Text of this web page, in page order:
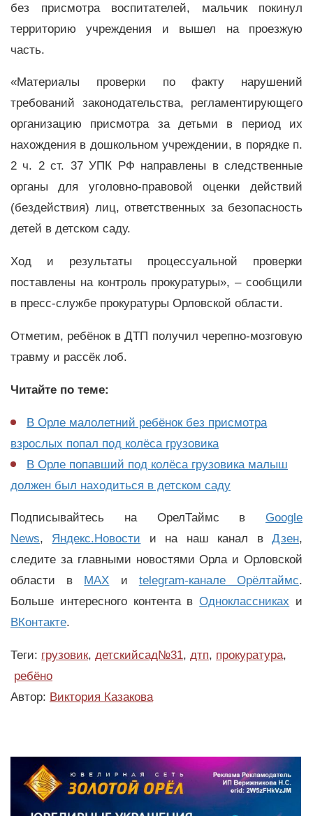
без присмотра воспитателей, мальчик покинул
территорию учреждения и вышел на проезжую
часть.
«Материалы проверки по факту нарушений
требований законодательства, регламентирующего
организацию присмотра за детьми в период их
нахождения в дошкольном учреждении, в порядке п.
2 ч. 2 ст. 37 УПК РФ направлены в следственные
органы для уголовно-правовой оценки действий
(бездействия) лиц, ответственных за безопасность
детей в детском саду.
Ход и результаты процессуальной проверки
поставлены на контроль прокуратуры», – сообщили
в пресс-службе прокуратуры Орловской области.
Отметим, ребёнок в ДТП получил черепно-мозговую
травму и рассёк лоб.
Читайте по теме:
В Орле малолетний ребёнок без присмотра
взрослых попал под колёса грузовика
В Орле попавший под колёса грузовика малыш
должен был находиться в детском саду
Подписывайтесь на ОрелТаймс в Google
News, Яндекс.Новости и на наш канал вДзен,
следите за главными новостями Орла и Орловской
области в MAX и telegram-канале Орёлтаймс.
Больше интересного контента вОдноклассниках и
ВКонтакте.
Теги: грузовик, детскийсад№31, дтп, прокуратура,
ребёно
Автор: Виктория Казакова